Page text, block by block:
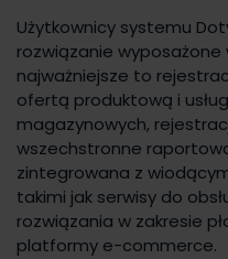
Użytkownicy systemu
rozwiązanie wyposażone
najważniejsze to
ofertą produktową i
magazynowych,
wszechstronne
zintegrowana z
takimi jak serwisy do
rozwiązania w zakresie
platformy e-commerce.